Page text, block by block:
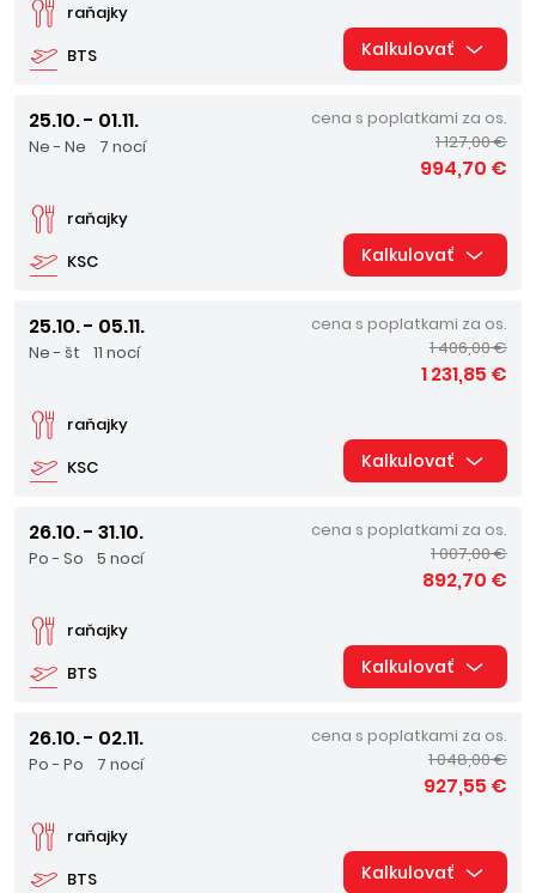
BTS
raňajky
Kalkulovať
25.10. - 01.11.
Ne - Ne 7 nocí
KSC
raňajky
cena s poplatkami za os.
1 127,00 €
994,70 €
Kalkulovať
25.10. - 05.11.
Ne - št 11 nocí
KSC
raňajky
cena s poplatkami za os.
1 406,00 €
1 231,85 €
Kalkulovať
26.10. - 31.10.
Po - So 5 nocí
BTS
raňajky
cena s poplatkami za os.
1 007,00 €
892,70 €
Kalkulovať
26.10. - 02.11.
Po - Po 7 nocí
BTS
raňajky
cena s poplatkami za os.
1 048,00 €
927,55 €
Kalkulovať